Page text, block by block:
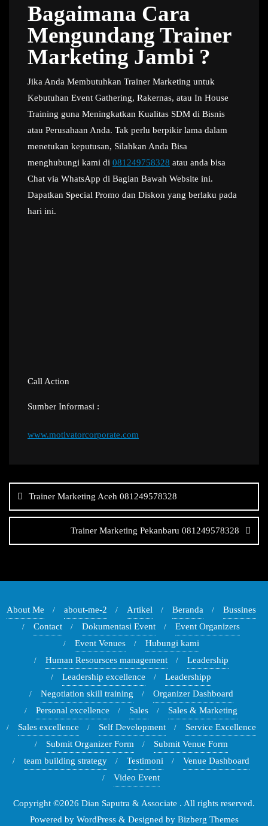
Bagaimana Cara
Mengundang Trainer
Marketing Jambi ?
Jika Anda Membutuhkan Trainer Marketing untuk
Kebutuhan Event Gathering, Rakernas, atau In House
Training guna Meningkatkan Kualitas SDM di Bisnis
atau Perusahaan Anda. Tak perlu berpikir lama dalam
menetukan keputusan, Silahkan Anda Bisa
menghubungi kami di 081249758328 atau anda bisa
Chat via WhatsApp di Bagian Bawah Website ini.
Dapatkan Special Promo dan Diskon yang berlaku pada
hari ini.
Call Action
Sumber Informasi :
www.motivatorcorporate.com
posTrainer Marketing Aceh 081249578328
Trainer Marketing Pekanbaru 081249578328
About Me about-me-2 Artikel Beranda
Bussines
Contact
Dokumentasi Event
Event Organizers
Event Venues
Hubungi kami
Human Resoursces management
Leadership
Leadership excellence
Leadershipp
Negotiation skill training
Organizer Dashboard
Personal excellence
Sales
Sales & Marketing
Sales excellence
Self Development
Service Excellence
Submit Organizer Form
Submit Venue Form
team building strategy
Testimoni
Venue Dashboard
Video Event
Copyright ©2026 Dian Saputra & Associate . All rights reserved.
Powered by WordPress & Designed by Bizberg Themes